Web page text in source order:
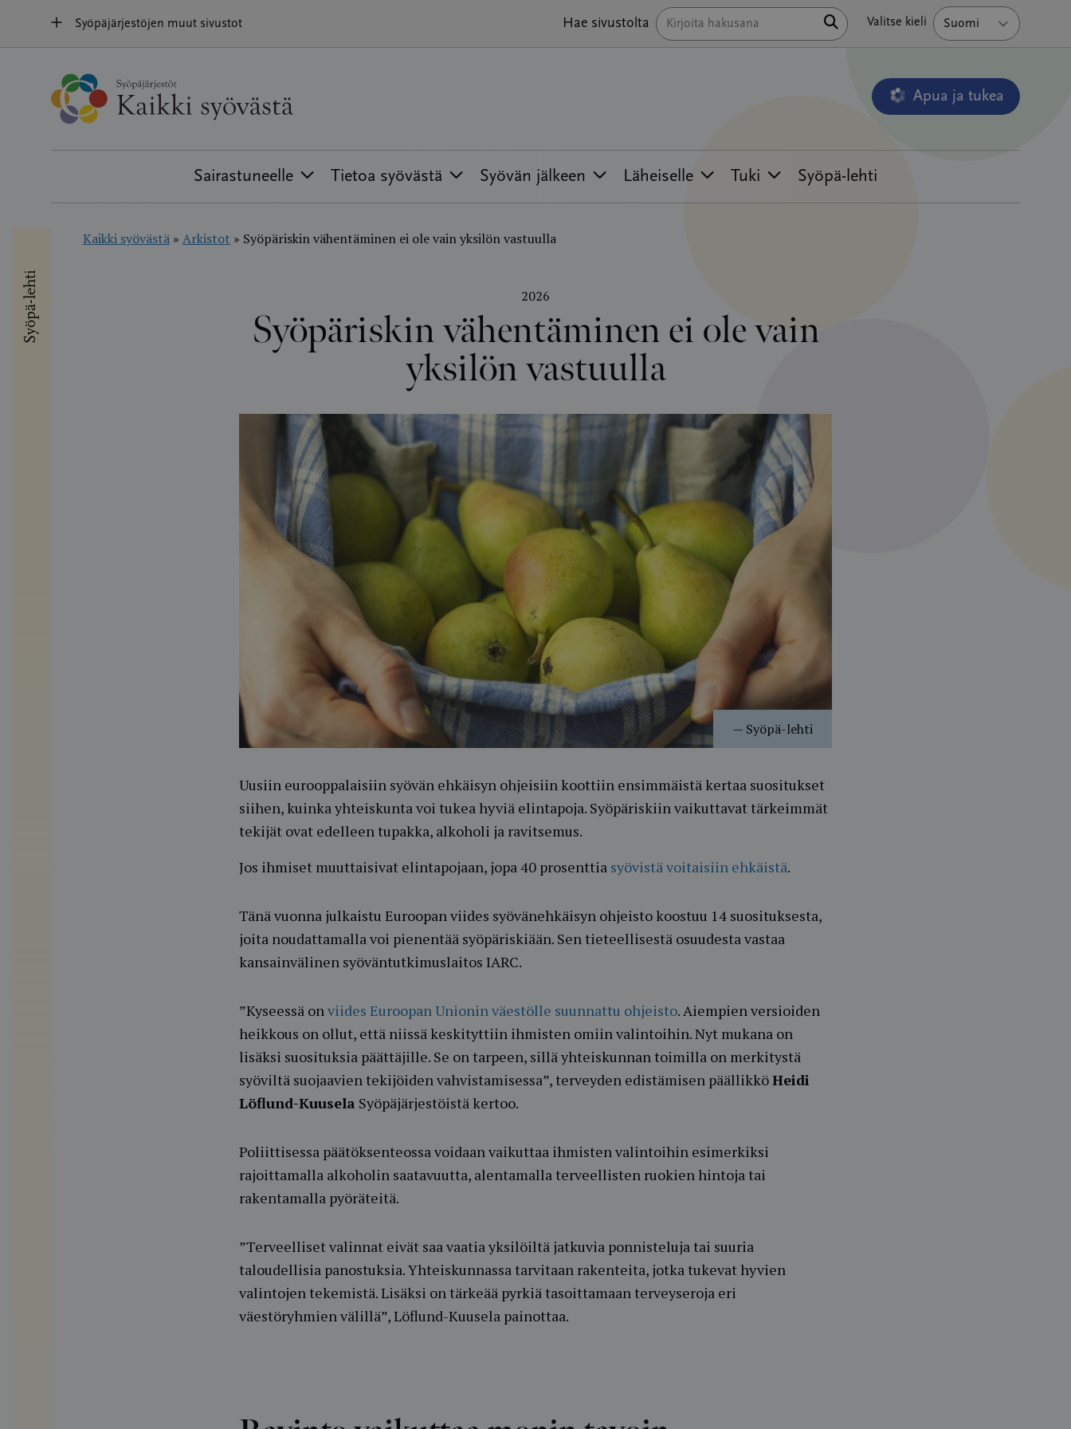
Syöpäjärjestöjen muut sivustot Hae sivustolta Hae Valitse kieli
Apua ja tukea
Avautuu uudessa
Sairastuneelle Tietoa syövästä Syövän jälkeen Läheiselle Tuki Syöpä-lehti
Syöpä-lehti
Kaikki syövästä » Arkistot » Syöpäriskin vähentäminen ei ole vain yksilön vastuulla
2026
Syöpäriskin vähentäminen ei ole vain
yksilön vastuulla
— Syöpä-lehti
Uusiin eurooppalaisiin syövän ehkäisyn ohjeisiin koottiin ensimmäistä kertaa suositukset
siihen, kuinka yhteiskunta voi tukea hyviä elintapoja. Syöpäriskiin vaikuttavat tärkeimmät
tekijät ovat edelleen tupakka, alkoholi ja ravitsemus.
Jos ihmiset muuttaisivat elintapojaan, jopa 40 prosenttia syövistä voitaisiin ehkäistä.
Tänä vuonna julkaistu Euroopan viides syövänehkäisyn ohjeisto koostuu 14 suosituksesta,
joita noudattamalla voi pienentää syöpäriskiään. Sen tieteellisestä osuudesta vastaa
kansainvälinen syöväntutkimuslaitos IARC.
”Kyseessä on viides Euroopan Unionin väestölle suunnattu ohjeisto. Aiempien versioiden
heikkous on ollut, että niissä keskityttiin ihmisten omiin valintoihin. Nyt mukana on
lisäksi suosituksia päättäjille. Se on tarpeen, sillä yhteiskunnan toimilla on merkitystä
syöviltä suojaavien tekijöiden vahvistamisessa”, terveyden edistämisen päällikköHeidi
Löflund-Kuusela Syöpäjärjestöistä kertoo.
Poliittisessa päätöksenteossa voidaan vaikuttaa ihmisten valintoihin esimerkiksi
rajoittamalla alkoholin saatavuutta, alentamalla terveellisten ruokien hintoja tai
rakentamalla pyöräteitä.
”Terveelliset valinnat eivät saa vaatia yksilöiltä jatkuvia ponnisteluja tai suuria
taloudellisia panostuksia. Yhteiskunnassa tarvitaan rakenteita, jotka tukevat hyvien
valintojen tekemistä. Lisäksi on tärkeää pyrkiä tasoittamaan terveyseroja eri
väestöryhmien välillä”, Löflund-Kuusela painottaa.